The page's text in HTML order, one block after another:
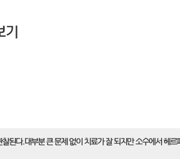
된다.대부분 큰 문제 없이 치료가 잘 되지만 소수에서 헤